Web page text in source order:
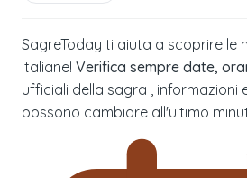
SagreToday ti aiuta a scoprire le
italiane! Verifica sempre date,
ufficiali della sagra , informazioni
possono cambiare all'ultimo